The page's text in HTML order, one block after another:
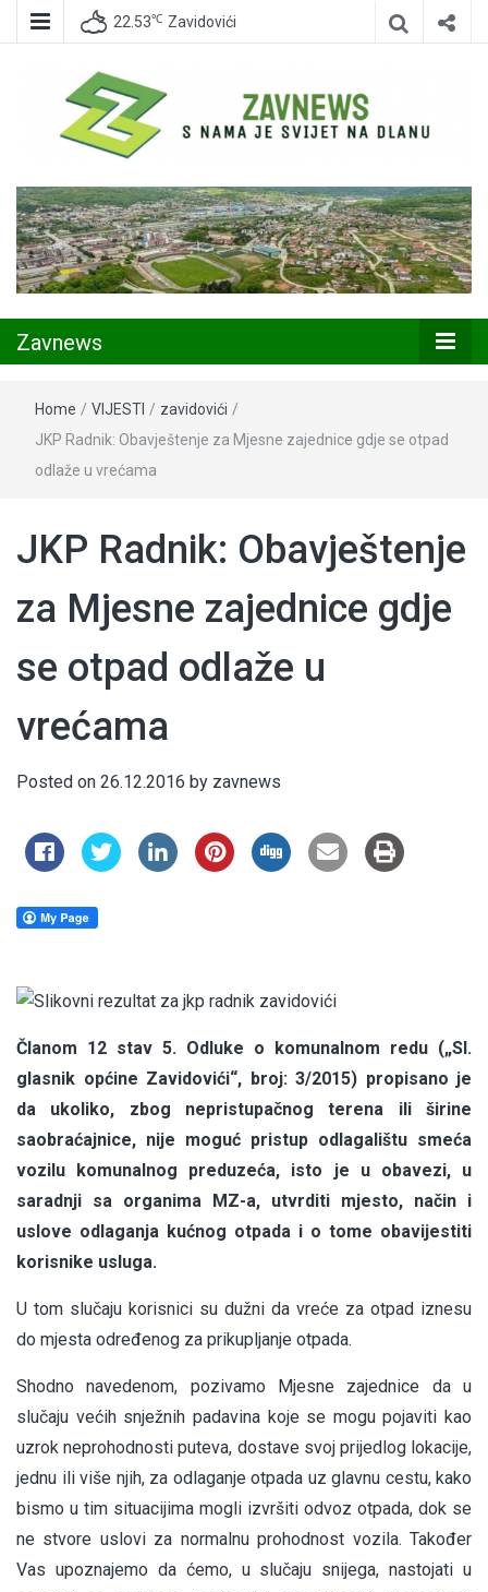
22.53℃ Zavidovići
Zavnews
Zavnews
Home / VIJESTI / zavidovići /
JKP Radnik: Obavještenje za Mjesne zajednice gdje se otpad
odlaže u vrećama
JKP Radnik: Obavještenje
za Mjesne zajednice gdje
se otpad odlaže u
vrećama
Posted on 26.12.2016 by zavnews
Članom 12 stav 5. Odluke o komunalnom redu („Sl.
glasnik općine Zavidovići“, broj: 3/2015) propisano je
da ukoliko, zbog nepristupačnog terena ili širine
saobraćajnice, nije moguć pristup odlagalištu smeća
vozilu komunalnog preduzeća, isto je u obavezi, u
saradnji sa organima MZ-a, utvrditi mjesto, način i
uslove odlaganja kućnog otpada i o tome obavijestiti
korisnike usluga.
U tom slučaju korisnici su dužni da vreće za otpad iznesu
do mjesta određenog za prikupljanje otpada.
Shodno navedenom, pozivamo Mjesne zajednice da u
slučaju većih snježnih padavina koje se mogu pojaviti kao
uzrok neprohodnosti puteva, dostave svoj prijedlog lokacije,
jednu ili više njih, za odlaganje otpada uz glavnu cestu, kako
bismo u tim situacijima mogli izvršiti odvoz otpada, dok se
ne stvore uslovi za normalnu prohodnost vozila. Također
Vas upoznajemo da ćemo, u slučaju snijega, nastojati u